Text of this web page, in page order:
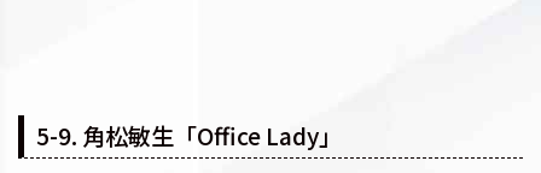
5-9. 角松敏生「Office Lady」